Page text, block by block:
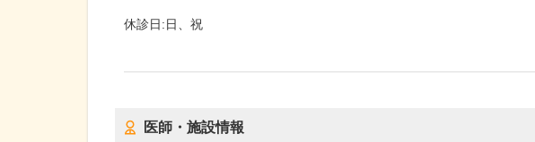
休診日:日、祝
医師・施設情報